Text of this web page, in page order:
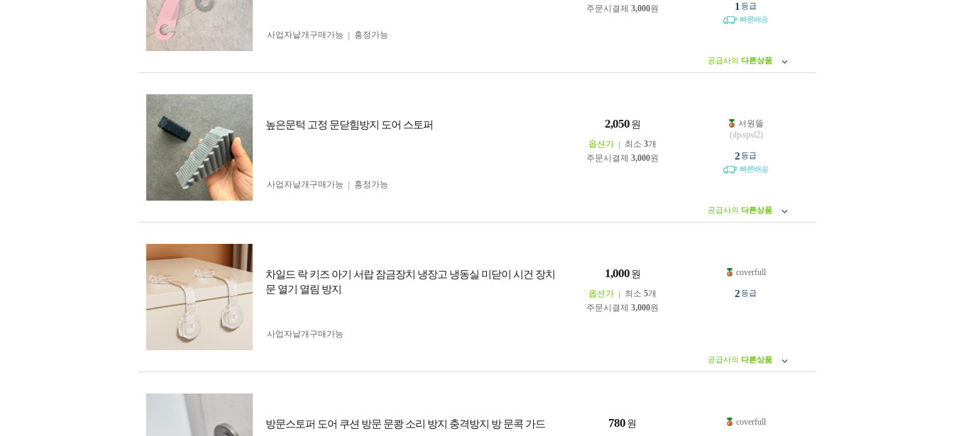
주문시결제 3,000원
사업자 낱개구매가능 흥정가능
1 등급
빠른배송
공급사의 다른상품
높은문턱 고정 문닫힘방지 도어 스토퍼 2,050 원
옵션가 최소 3개
주문시결제 3,000원
사업자 낱개구매가능 흥정가능
서원뜰
(djsspsl2)
2등급
빠른배송
공급사의 다른상품
차일드 락 키즈 아기 서랍 잠금장치 냉장고 냉동실 미닫이 시건 장치
문 열기 열림 방지
1,000 원
옵션가 최소 5개
주문시결제 3,000원
사업자 낱개구매가능
coverfull
2등급
공급사의 다른상품
방문스토퍼 도어 쿠션 방문 문쾅 소리 방지 충격방지 방 문콕 가드 780 원 coverfull